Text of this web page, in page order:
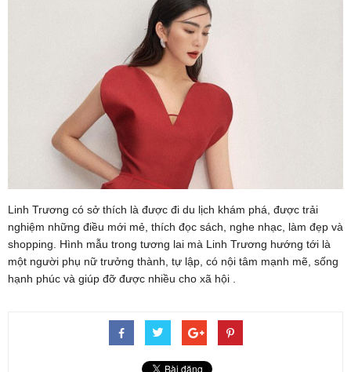
Linh Trương có sở thích là được đi du lịch khám phá, được trải
nghiệm những điều mới mẻ, thích đọc sách, nghe nhạc, làm đẹp và
shopping. Hình mẫu trong tương lai mà Linh Trương hướng tới là
một người phụ nữ trưởng thành, tự lập, có nội tâm mạnh mẽ, sống
hạnh phúc và giúp đỡ được nhiều cho xã hội .